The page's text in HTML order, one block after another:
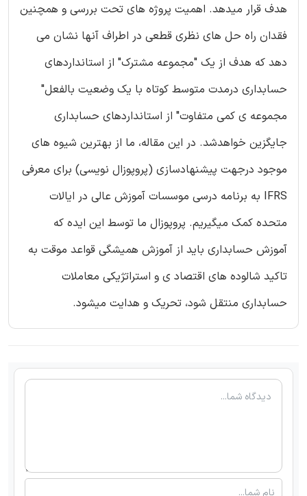
هدف قرار میدهد. اهمیت پروژه های تحت بررسی و همچنین
فقدان راه حل های نظری قطعی در اطراف آنها نشان می
دهد که هدف از یک "مجموعه مشترک" از استانداردهای
حسابداری درمدت متوسط کوتاه با یک وضعیت بالفعل"
مجموعه ی کمی متفاوت" از استانداردهای حسابداری
جایگزین خواهدشد. در این مقاله، ما از بهترین شیوه های
موجود درجهت پیشنهادسازی (پروپوزال نویسی) برای معرفی
IFRS به برنامه درسی موسسات آموزش عالی در ایالات
متحده کمک میگیریم. پروپوزال ما توسط این ایده که
آموزش حسابداری باید از آموزش همیشگی قواعد موقت به
تاکید شالوده های اقتصاد ی و استراتژیکی معاملات
حسابداری منتقل شود، تحریک و هدایت میشود.